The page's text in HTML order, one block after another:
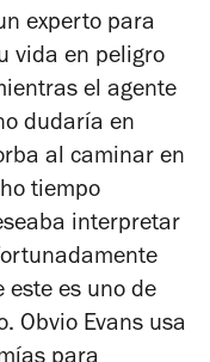
experto para
vida en peligro
el agente
dudaría en
al caminar en
tiempo
interpretar
este es uno de
Obvio Evans usa